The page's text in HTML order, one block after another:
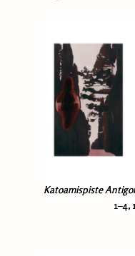
Katoamispiste
1–4,